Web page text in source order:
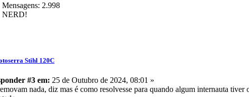
Mensagens: 2.998
NERD!
Stihl 120C
#3 em: 25 de Outubro de 2024, 08:01 »
nada, diz mas é como resolvesse para quando algum internauta